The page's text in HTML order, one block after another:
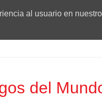
del
al usuario en